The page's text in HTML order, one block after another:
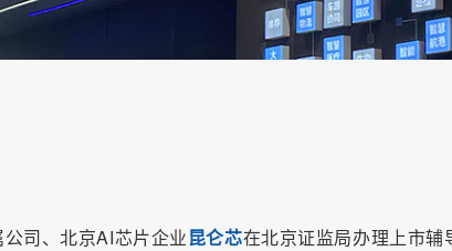
司、北京AI芯片企业昆仑芯在北京证监局办理上市辅